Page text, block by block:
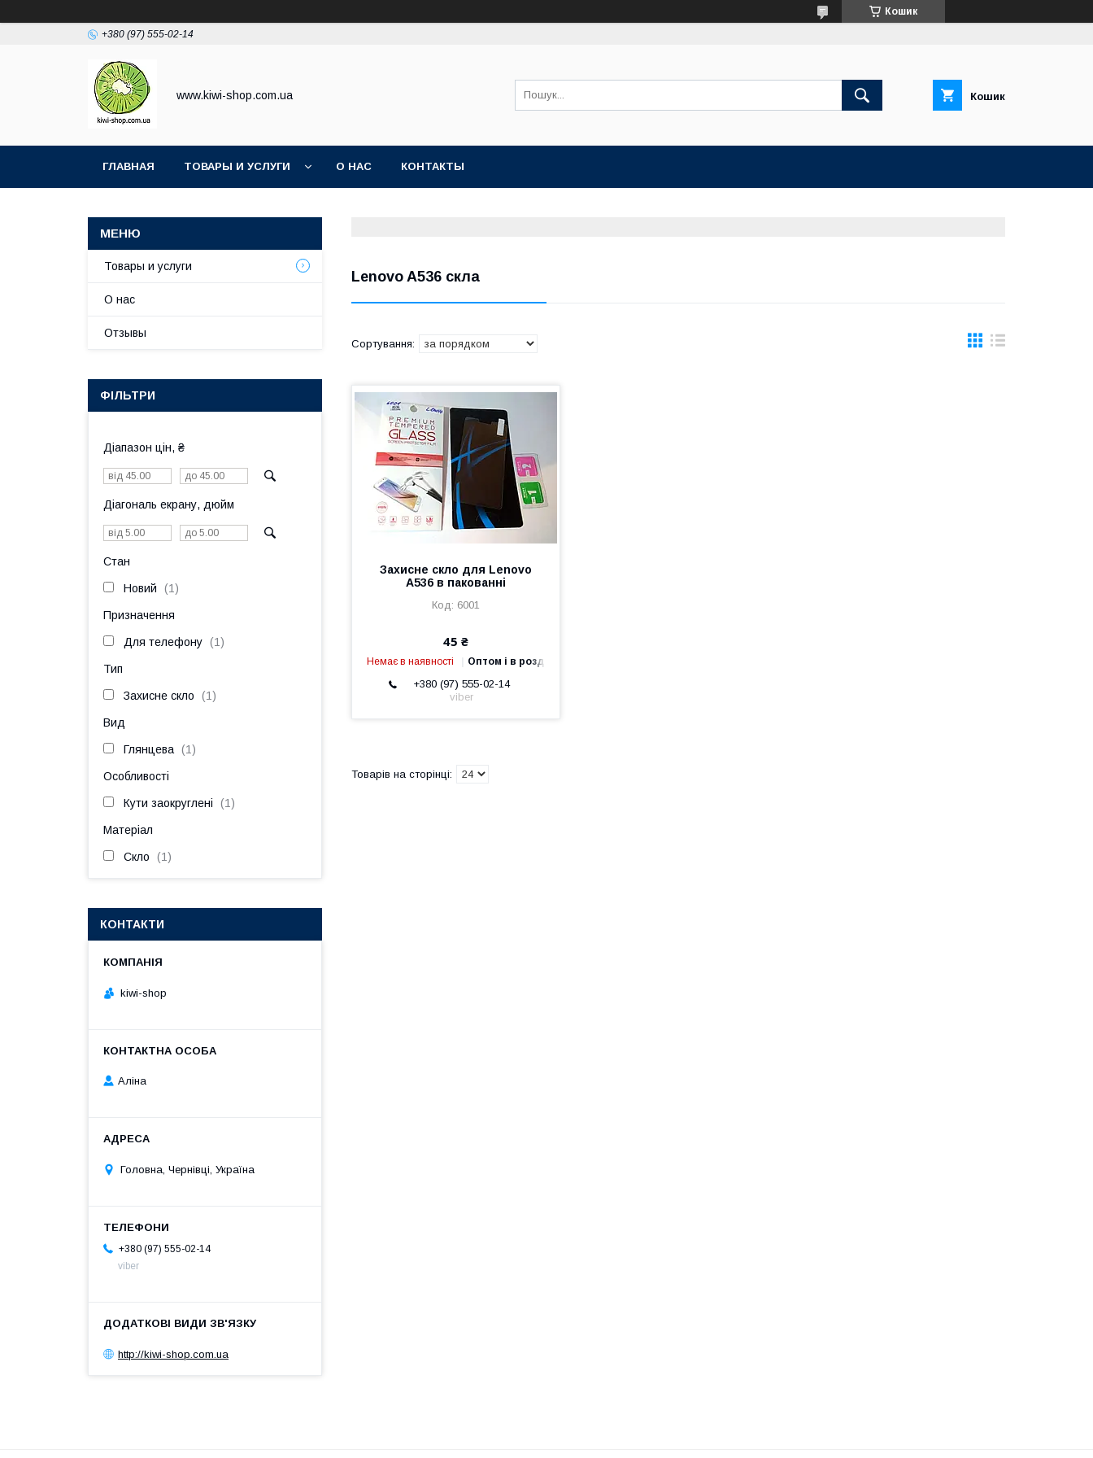
Кошик
+380 (97) 555-02-14
www.kiwi-shop.com.ua Кошик
ГЛАВНАЯ ТОВАРЫ И УСЛУГИ О НАС КОНТАКТЫ
Lenovo A536 скла
Захисне скло для Lenovo
A536 в пакованні
6001
45 ₴
Немає в наявності Оптом і в роздріб
+380 (97) 555-02-14
viber
Товары и услуги
О нас
Отзывы
ФІЛЬТРИ
Діапазон цін, ₴
Діагональ екрану, дюйм
Стан
Новий 1
Призначення
Для телефону 1
Тип
Захисне скло 1
Вид
Глянцева 1
Особливості
Кути заокруглені 1
Матеріал
Скло 1
КОНТАКТИ
kiwi-shop
Аліна
Головна, Чернівці, Україна
+380 (97) 555-02-14
viber
http://kiwi-shop.com.ua